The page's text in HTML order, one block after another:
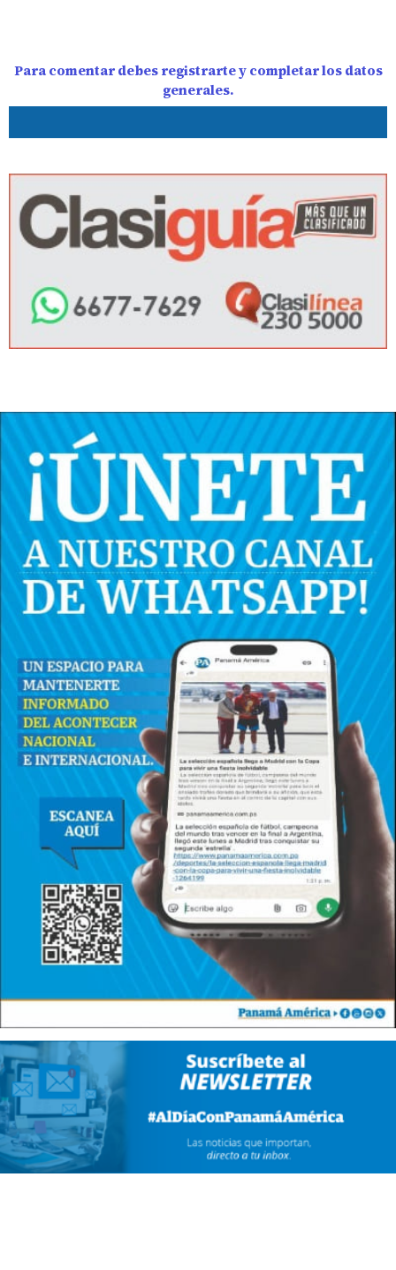
Para comentar debes registrarte y completar los datos
generales.